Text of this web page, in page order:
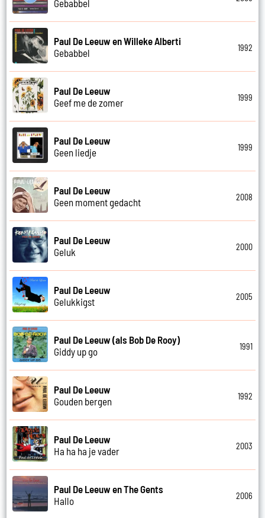
Gebabbel
Paul De Leeuw en Willeke Alberti
Gebabbel
1992
Paul De Leeuw
Geef me de zomer
1999
Paul De Leeuw
Geen liedje
1999
Paul De Leeuw
Geen moment gedacht
2008
Paul De Leeuw
Geluk
2000
Paul De Leeuw
Gelukkigst
2005
Paul De Leeuw (als Bob De Rooy)
Giddy up go
1991
Paul De Leeuw
Gouden bergen
1992
Paul De Leeuw
Ha ha ha je vader
2003
Paul De Leeuw en The Gents
Hallo
2006